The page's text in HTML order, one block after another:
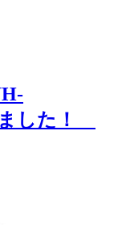
ました！